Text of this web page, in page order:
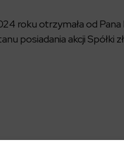
roku otrzymała od
posiadania akcji Spółki